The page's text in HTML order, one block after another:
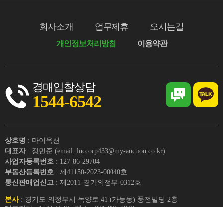
회사소개 업무제휴 오시는길
개인정보처리방침 이용약관
경매입찰상담
1544-6542
상호명 : 마이옥션
대표자 : 정민준 (email. lnccorp433@my-auction.co.kr)
사업자등록번호 : 127-86-29704
부동산등록번호 : 제41150-2023-00040호
통신판매업신고 : 제2011-경기의정부-0312호
본사: 경기도 의정부시 녹양로 41 (가능동) 풍전빌딩 2층